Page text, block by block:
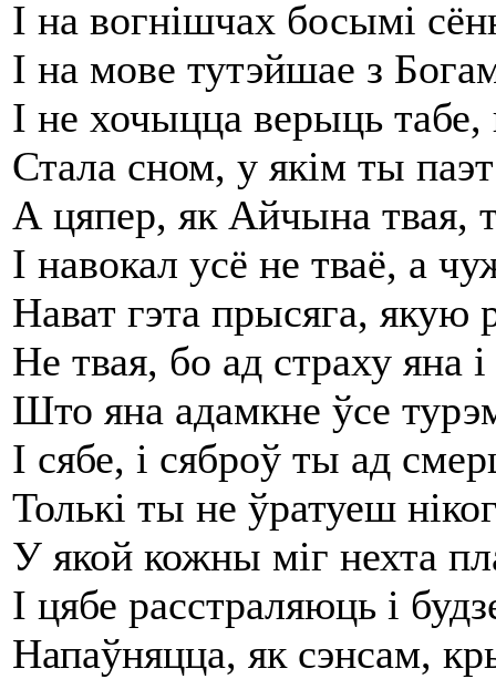
І на вогнішчах босымі
І на мове тутэйшае з
І не хочыцца верыць
Стала сном, у якім ты
А цяпер, як Айчына твая,
І навокал усё не тваё, а
Нават гэта прысяга,
Не твая, бо ад страху яна
Што яна адамкне ўсе
І сябе, і сяброў ты ад
Толькі ты не ўратуеш
У якой кожны міг нехта
І цябе расстраляюць і
Напаўняцца, як сэнсам,